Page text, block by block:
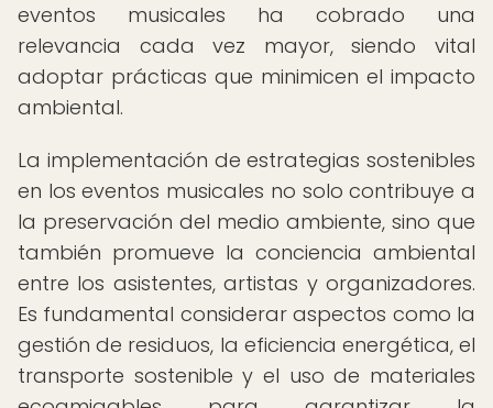
eventos musicales ha cobrado una
relevancia cada vez mayor, siendo vital
adoptar prácticas que minimicen el impacto
ambiental.
La implementación de estrategias sostenibles
en los eventos musicales no solo contribuye a
la preservación del medio ambiente, sino que
también promueve la conciencia ambiental
entre los asistentes, artistas y organizadores.
Es fundamental considerar aspectos como la
gestión de residuos, la eficiencia energética, el
transporte sostenible y el uso de materiales